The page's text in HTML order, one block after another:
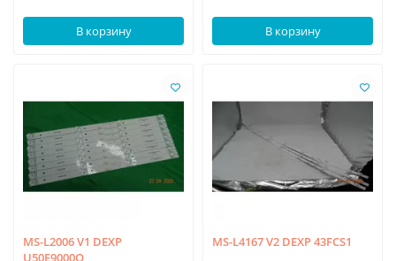
В корзину В корзину
MS-L2006 V1 DEXP
U50E9000Q
MS-L4167 V2 DEXP 43FCS1